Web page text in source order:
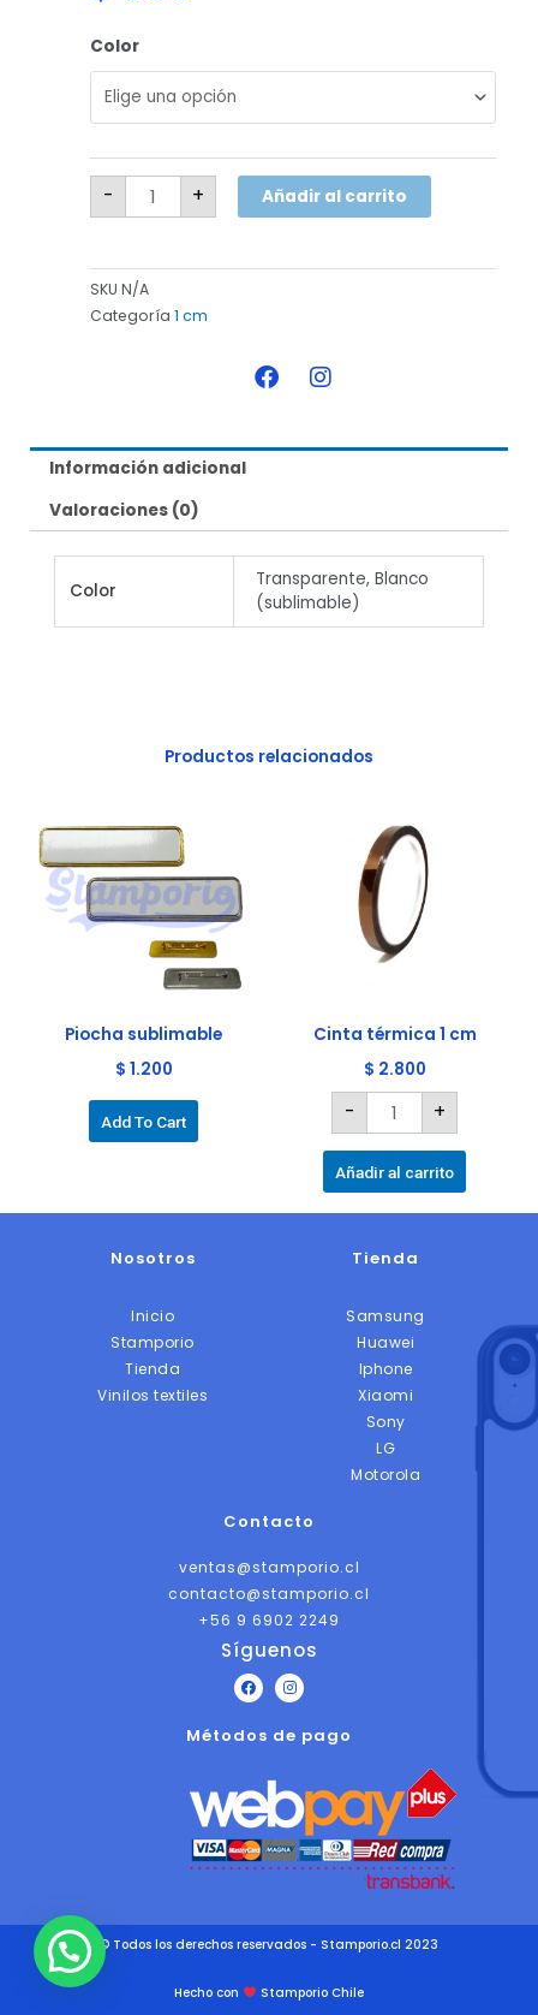
Color
-
Medallas
acrílico
6,5
cantidad
+ Añadir al carrito
SKU N/A
Categoría 1 cm
F
a
b
k
I
n
a
a
m
Información adicional
Valoraciones (0)
Color
Transparente, Blanco
(sublimable)
Productos relacionados
Piocha sublimable
$ 1.200
Add To Cart
múltiples
variantes.
Las
opciones
se
elegir
de
Cinta térmica 1 cm
$ 2.800
-
cm
cantidad
+
Añadir al carrito
Nosotros
Inicio
Stamporio
Tienda
Vinilos textiles
Tienda
Samsung
Huawei
Iphone
Xiaomi
Sony
LG
Motorola
Contacto
ventas@stamporio.cl
contacto@stamporio.cl
+56 9 6902 2249
Síguenos
F
a
e
k
I
n
t
a
m
Métodos de pago
© Todos los derechos reservados - Stamporio.cl 2023
Hecho con Stamporio Chile